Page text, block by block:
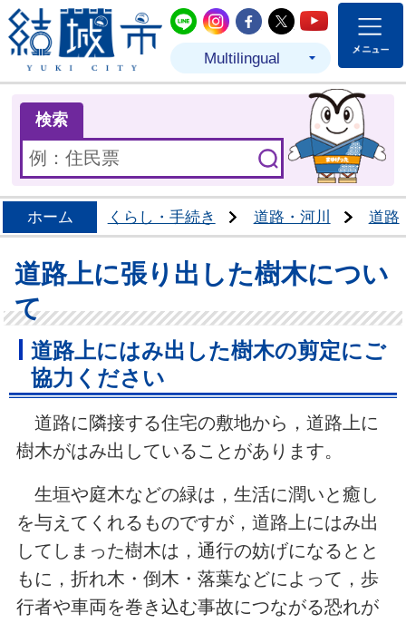
結城市公式LINE
結城市公式Instagram
結城市公式
結城市公式
結城市
Multilingual
検索
ホーム くらし・手続き 道路・河川 道路
道路上に張り出した樹木につい
て
道路上にはみ出した樹木の剪定にご
協力ください
道路に隣接する住宅の敷地から，道路上に
樹木がはみ出していることがあります。
生垣や庭木などの緑は，生活に潤いと癒し
を与えてくれるものですが，道路上にはみ出
してしまった樹木は，通行の妨げになるとと
もに，折れ木・倒木・落葉などによって，歩
行者や車両を巻き込む事故につながる恐れが